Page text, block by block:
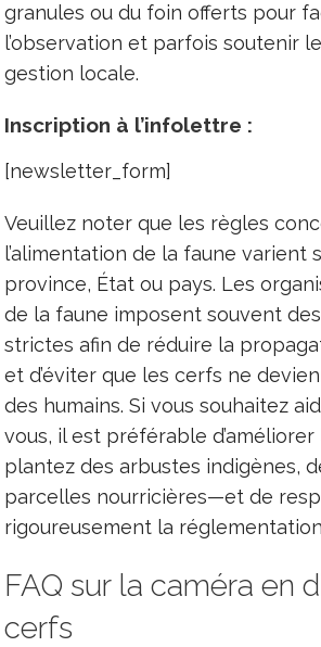
granules ou du foin offerts pour
l’observation et parfois soutenir
gestion locale.
Inscription à l’infolettre :
[newsletter_form]
Veuillez noter que les règles
l’alimentation de la faune varient
province, État ou pays. Les
de la faune imposent souvent
strictes afin de réduire la
et d’éviter que les cerfs ne
des humains. Si vous souhaitez
vous, il est préférable
plantez des arbustes indigènes,
parcelles nourricières—et de
rigoureusement la
FAQ sur la caméra en
cerfs